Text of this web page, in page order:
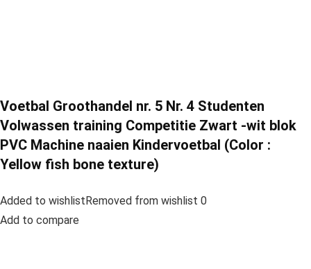
Voetbal Groothandel nr. 5 Nr. 4 Studenten
Volwassen training Competitie Zwart -wit blok
PVC Machine naaien Kindervoetbal (Color :
Yellow fish bone texture)
Added to wishlistRemoved from wishlist 0
Add to compare